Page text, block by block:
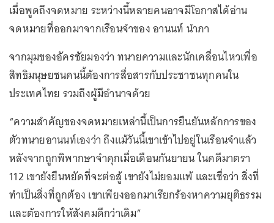
เมื่อพูดถึงจดหมาย ระหว่างนี้หลายคนอาจมีโอกาสได้อ่าน
จดหมายที่ออกมาจากเรือนจำของ อานนท์ นำภา
จากมุมของอัครชัยมองว่า ทนายความและนักเคลื่อนไหวเพื่อ
สิทธิมนุษยชนคนนี้ต้องการสื่อสารกับประชาชนทุกคนใน
ประเทศไทย รวมถึงผู้มีอำนาจด้วย
“ความสำคัญของจดหมายเหล่านี้เป็นการยืนยันหลักการของ
ตัวทนายอานนท์เองว่า ถึงแม้วันนี้เขาเข้าไปอยู่ในเรือนจำแล้ว
หลังจากถูกพิพากษาจำคุกเมื่อเดือนกันยายน ในคดีมาตรา
112 เขายังยืนหยัดที่จะต่อสู้ เขายังไม่ยอมแพ้ และเชื่อว่า สิ่งที่
ทำเป็นสิ่งที่ถูกต้อง เขาเพียงออกมาเรียกร้องหาความยุติธรรม
และต้องการให้สังคมดีกว่าเดิม”